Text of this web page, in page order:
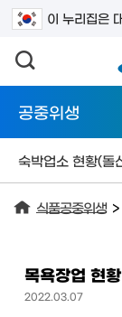
이 누리집은
검색어를 입력하세
공중위생
숙박업소 현황(돌
식품공중위생 >
목욕장업 현
2022.03.07